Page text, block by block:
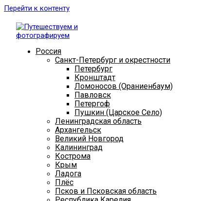
Перейти к контенту
Россия
Санкт-Петербург и окрестности
Петербург
Кронштадт
Ломоносов (Ораниенбаум)
Павловск
Петергоф
Пушкин (Царское Село)
Ленинградская область
Архангельск
Великий Новгород
Калининград
Кострома
Крым
Ладога
Плёс
Псков и Псковская область